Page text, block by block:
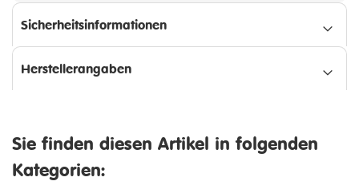
Sicherheitsinformationen
Herstellerangaben
Sie finden diesen Artikel in folgenden
Kategorien: